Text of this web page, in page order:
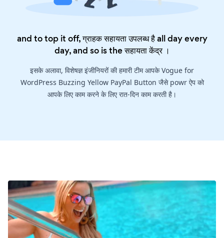
and to top it off, ग्राहक सहायता उपलब्ध है all day every
day, and so is theसहायता केंद्र।
इसके अलावा, विशेषज्ञ इंजीनियरों की हमारी टीम आपके Vogue for
WordPress Buzzing Yellow PayPal Button जैसे powr ऐप को
आपके लिए काम करने के लिए रात-दिन काम करती है।